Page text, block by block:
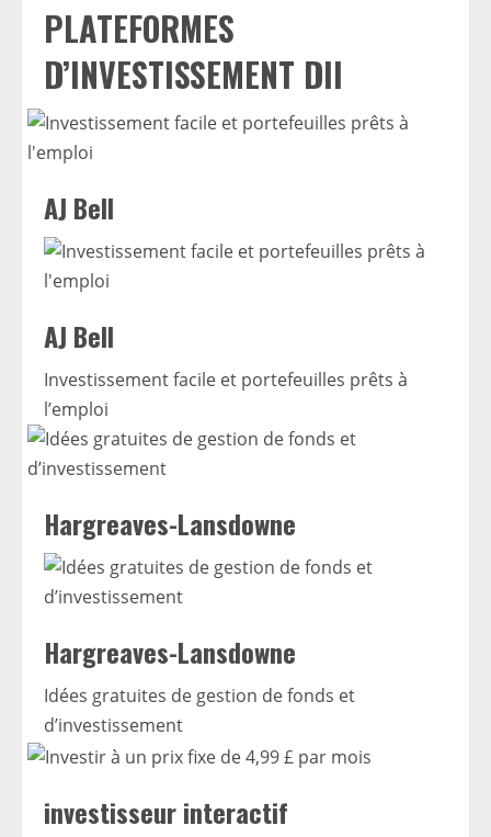
PLATEFORMES
D’INVESTISSEMENT DII
AJ Bell
AJ Bell
Investissement facile et portefeuilles prêts à
l’emploi
Hargreaves-Lansdowne
Hargreaves-Lansdowne
Idées gratuites de gestion de fonds et
d’investissement
investisseur interactif